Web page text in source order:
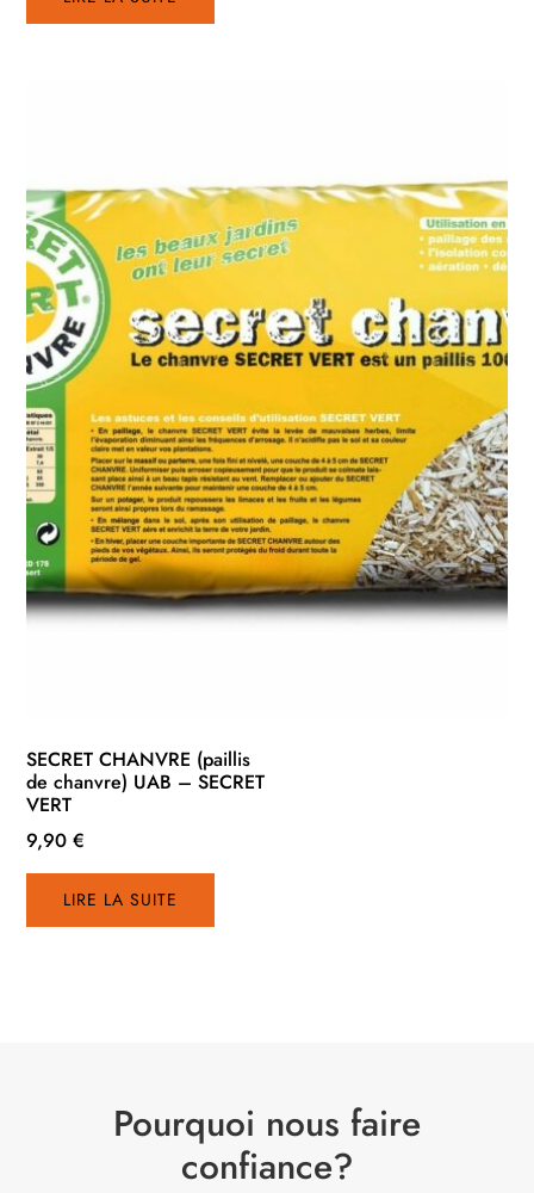
SECRET CHANVRE (paillis
de chanvre) UAB – SECRET
VERT
9,90€
LIRE LA SUITE
Pourquoi nous faire
confiance?